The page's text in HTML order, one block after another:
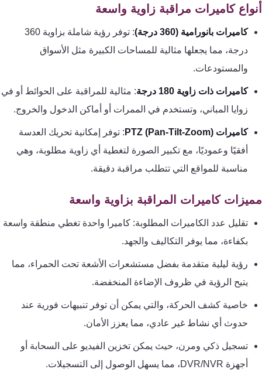
كاميرات مراقبة زاوية واسعة
كاميرات بانورامية (360 درجة)
: توفر رؤية شاملة بزاوية 360
درجة، مما يجعلها مثالية للمساحات الكبيرة مثل الأسواق
والمستودعات.
كاميرات ذات زاوية 180 درجة
: مثالية للمراقبة على الحوائط أو في
زوايا المباني، وتستخدم في الممرات أو أماكن الدخول والخروج.
كاميرات PTZ (Pan-Tilt-Zoom)
: توفر إمكانية تحريك العدسة
أفقيًا وعموديًا، مع تكبير الصورة لتغطية أي زاوية مطلوبة، وهي
مناسبة للمواقع التي تتطلب مراقبة دقيقة.
كاميرات المراقبة بزاوية واسعة
تقليل عدد الكاميرات المطلوبة: كاميرا واحدة تغطي منطقة واسعة
بكفاءة، مما يوفر التكاليف والجهد.
رؤية ليلية متقدمة بفضل مستشعرات الأشعة تحت الحمراء، مما
يتيح الرؤية في ظروف الإضاءة المنخفضة.
خاصية كشف الحركة، والتي يمكن أن توفر تنبيهات فورية عند
حدوث أي نشاط غير عادي، مما يعزز الأمان.
تسجيل ذكي ومرن، حيث يمكن تخزين الفيديو على السحابة أو
أجهزة DVR/NVR، مما يسهل الوصول إلى التسجيلات.